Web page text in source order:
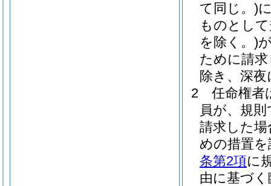
て同じ。)
ものとし
を除く。)
ために請
除き、深
2
任命権者
員が、規
請求した
めの措置
条第2項に
由に基づ